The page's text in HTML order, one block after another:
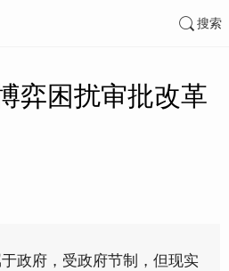
搜索
弈困扰审批改革
政府，受政府节制，但现实